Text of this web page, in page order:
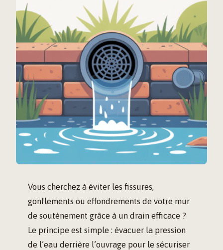
Vous cherchez à éviter les fissures,
gonflements ou effondrements de votre mur
de soutènement grâce à un drain efficace ?
Le principe est simple : évacuer la pression
de l’eau derrière l’ouvrage pour le sécuriser